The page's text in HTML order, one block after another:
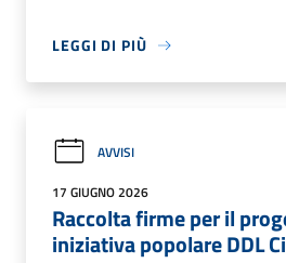
LEGGI DI PIÙ
AVVISI
17 GIUGNO 2026
Raccolta firme per il
iniziativa popolare DDL